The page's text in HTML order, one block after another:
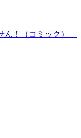
ん！（コミック）